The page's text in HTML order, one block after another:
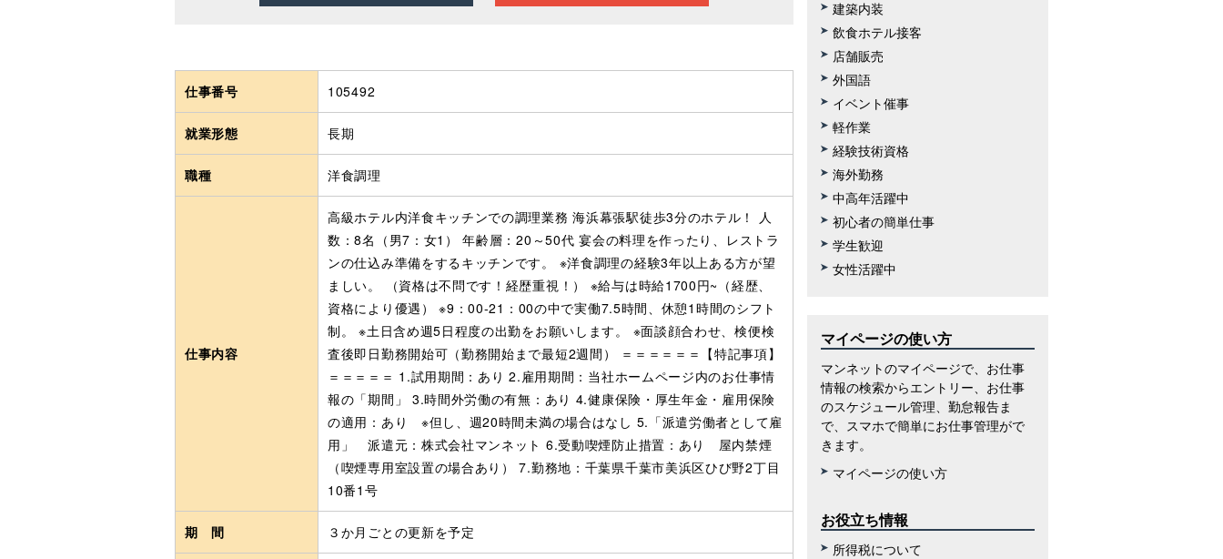
仕事番号 105492
就業形態 長期
職種 洋食調理
仕事内容
高級ホテル内洋食キッチンでの調理業務 海浜幕張駅徒歩3分のホテル！ 人
数：8名（男7：女1） 年齢層：20～50代 宴会の料理を作ったり、レストラ
ンの仕込み準備をするキッチンです。 ※洋食調理の経験3年以上ある方が望
ましい。 （資格は不問です！経歴重視！） ※給与は時給1700円~（経歴、
資格により優遇） ※9：00-21：00の中で実働7.5時間、休憩1時間のシフト
制。 ※土日含め週5日程度の出勤をお願いします。 ※面談顔合わせ、検便検
査後即日勤務開始可（勤務開始まで最短2週間） ＝＝＝＝＝＝【特記事項】
＝＝＝＝＝ 1.試用期間：あり 2.雇用期間：当社ホームページ内のお仕事情
報の「期間」 3.時間外労働の有無：あり 4.健康保険・厚生年金・雇用保険
の適用：あり ※但し、週20時間未満の場合はなし 5.「派遣労働者として雇
用」 派遣元：株式会社マンネット 6.受動喫煙防止措置：あり 屋内禁煙
（喫煙専用室設置の場合あり） 7.勤務地：千葉県千葉市美浜区ひび野2丁目
10番1号
期 間 ３か月ごとの更新を予定
建築内装
飲食ホテル接客
店舗販売
外国語
イベント催事
軽作業
経験技術資格
海外勤務
中高年活躍中
初心者の簡単仕事
学生歓迎
女性活躍中
マイページの使い方
マンネットのマイページで、お仕事
情報の検索からエントリー、お仕事
のスケジュール管理、勤怠報告ま
で、スマホで簡単にお仕事管理がで
きます。
マイページの使い方
お役立ち情報
所得税について